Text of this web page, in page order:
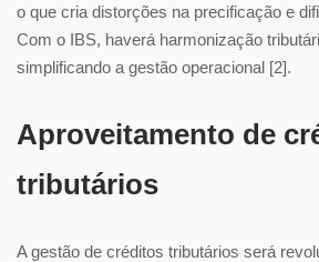
o que cria distorções na precificação e
Com o IBS, haverá harmonização
simplificando a gestão operacional [2].
Aproveitamento de
tributários
A gestão de créditos tributários será